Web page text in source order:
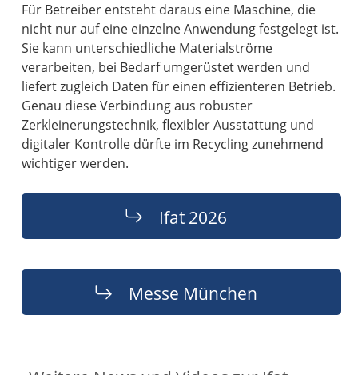
Für Betreiber entsteht daraus eine Maschine, die
nicht nur auf eine einzelne Anwendung festgelegt ist.
Sie kann unterschiedliche Materialströme
verarbeiten, bei Bedarf umgerüstet werden und
liefert zugleich Daten für einen effizienteren Betrieb.
Genau diese Verbindung aus robuster
Zerkleinerungstechnik, flexibler Ausstattung und
digitaler Kontrolle dürfte im Recycling zunehmend
wichtiger werden.
Ifat 2026
Messe München